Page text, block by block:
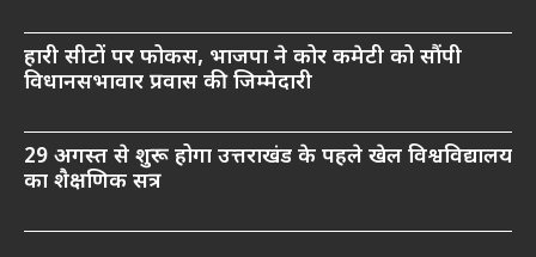
हारी सीटों पर फोकस, भाजपा ने कोर कमेटी को सौंपी
विधानसभावार प्रवास की जिम्मेदारी
29 अगस्त से शुरू होगा उत्तराखंड के पहले खेल विश्वविद्यालय
का शैक्षणिक सत्र